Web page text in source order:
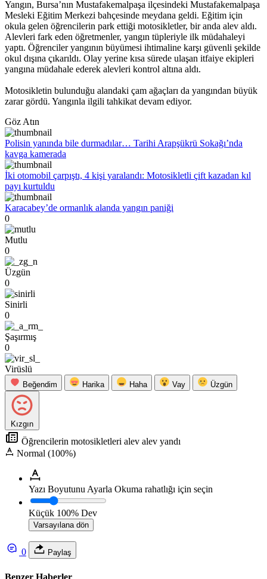
Yangın, Bursa’nın Mustafakemalpaşa ilçesindeki Mustafakemalpaşa
Mesleki Eğitim Merkezi bahçesinde meydana geldi. Eğitim için
okula gelen öğrencilerin park ettiği motosikletler, bir anda alev aldı.
Alevleri fark eden öğretmenler, yangın tüpleriyle ilk müdahaleyi
yaptı. Öğrenciler yangının büyümesi ihtimaline karşı güvenli şekilde
okul dışına çıkarıldı. Olay yerine kısa sürede ulaşan itfaiye ekipleri
yangına müdahale ederek alevleri kontrol altına aldı.
Motosikletin bulunduğu alandaki çam ağaçları da yangından büyük
zarar gördü. Yangınla ilgili tahkikat devam ediyor.
Göz Atın
Polisin yanında bile durmadılar… Tarihi Arapşükrü Sokağı’nda
kavga kamerada
İki otomobil çarpıştı, 4 kişi yaralandı: Motosikletli çift kazadan kıl
payı kurtuldu
Karacabey’de ormanlık alanda yangın paniği
0
Mutlu
0
Üzgün
0
Sinirli
0
Şaşırmış
0
Virüslü
Beğendim Harika Haha Vay Üzgün
Kızgın
Öğrencilerin motosikletleri alev alev yandı
Normal (100%)
Yazı Boyutunu Ayarla Okuma rahatlığı için seçin
Küçük 100% Dev
Varsayılana dön
0 Paylaş
Benzer Haberler